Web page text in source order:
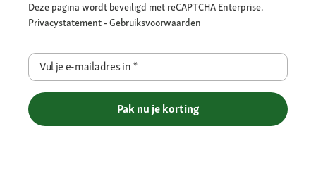
Deze pagina wordt beveiligd met reCAPTCHA Enterprise.
Privacystatement - Gebruiksvoorwaarden
Vul je e-mailadres in*
Pak nu je korting